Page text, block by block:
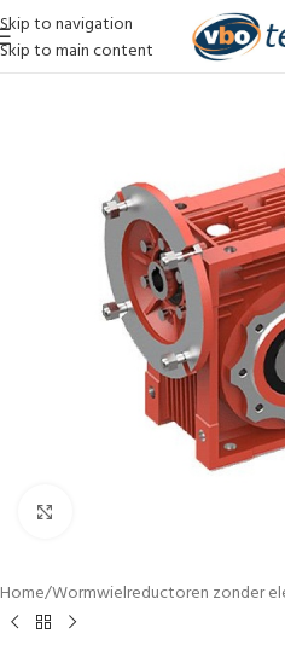
Skip to navigation
Skip to main content
Home/Wormwielreductoren zonder